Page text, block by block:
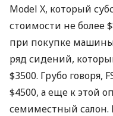
Model X, который
стоимости не более
при покупке машины
ряд сидений,
$3500. Грубо говоря,
$4500, а еще к этой
семиместный салон.